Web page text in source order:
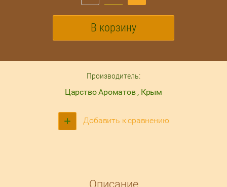
В корзину
Производитель:
Царство Ароматов , Крым
Добавить к сравнению
Описание